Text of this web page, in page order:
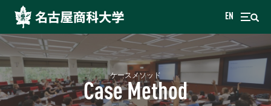
EN
ケースメソッド
Case Method